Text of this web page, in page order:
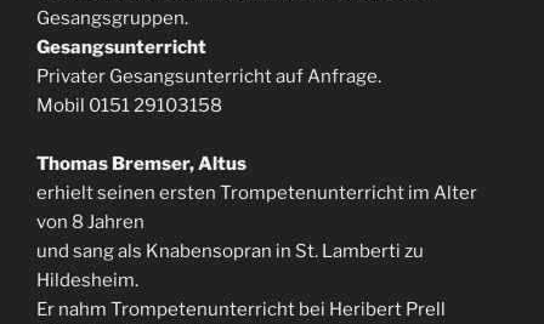
Gesangsgruppen.
Gesangsunterricht
Privater Gesangsunterricht auf Anfrage.
Mobil 0151 29103158
Thomas Bremser, Altus
erhielt seinen ersten Trompetenunterricht im Alter
von 8 Jahren
und sang als Knabensopran in St. Lamberti zu
Hildesheim.
Er nahm Trompetenunterricht bei Heribert Prell